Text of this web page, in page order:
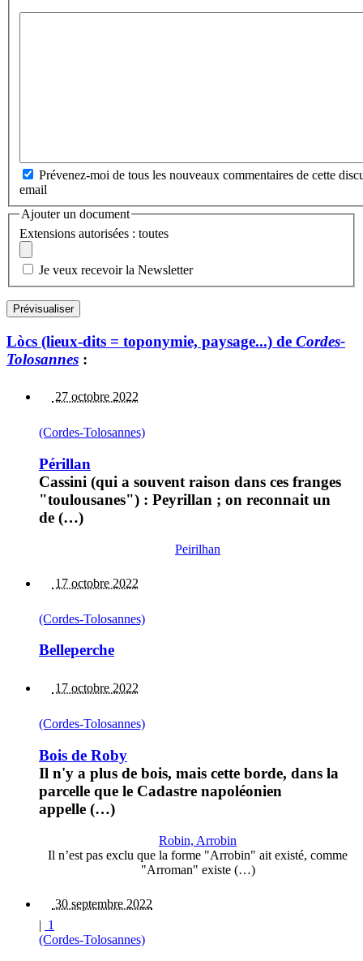
Prévenez-moi de tous les nouveaux commentaires de cette
email
Ajouter un document
Extensions autorisées : toutes
Je veux recevoir la Newsletter
Lòcs (lieux-dits = toponymie, paysage...) de Cordes-
Tolosannes :
27 octobre 2022
(Cordes-Tolosannes)
Périllan
Cassini (qui a souvent raison dans ces franges
"toulousanes") : Peyrillan ; on reconnait un
de (…)
Peirilhan
17 octobre 2022
(Cordes-Tolosannes)
Belleperche
17 octobre 2022
(Cordes-Tolosannes)
Bois de Roby
Il n'y a plus de bois, mais cette borde, dans la
parcelle que le Cadastre napoléonien
appelle (…)
Robin, Arrobin
Il n’est pas exclu que la forme "Arrobin" ait existé, comme
"Arroman" existe (…)
30 septembre 2022
| 1
(Cordes-Tolosannes)